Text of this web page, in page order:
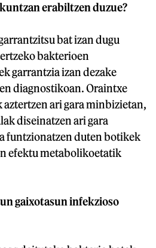
erabiltzen duzue?
bat izan dugu
bakterioen
garrantzia izan dezake
diagnostikoan. Oraintxe
ari gara minbizietan,
diseinatzen ari gara
funtzionatzen duten botikek
efektu metabolikoetatik
gaixotasun infekzioso